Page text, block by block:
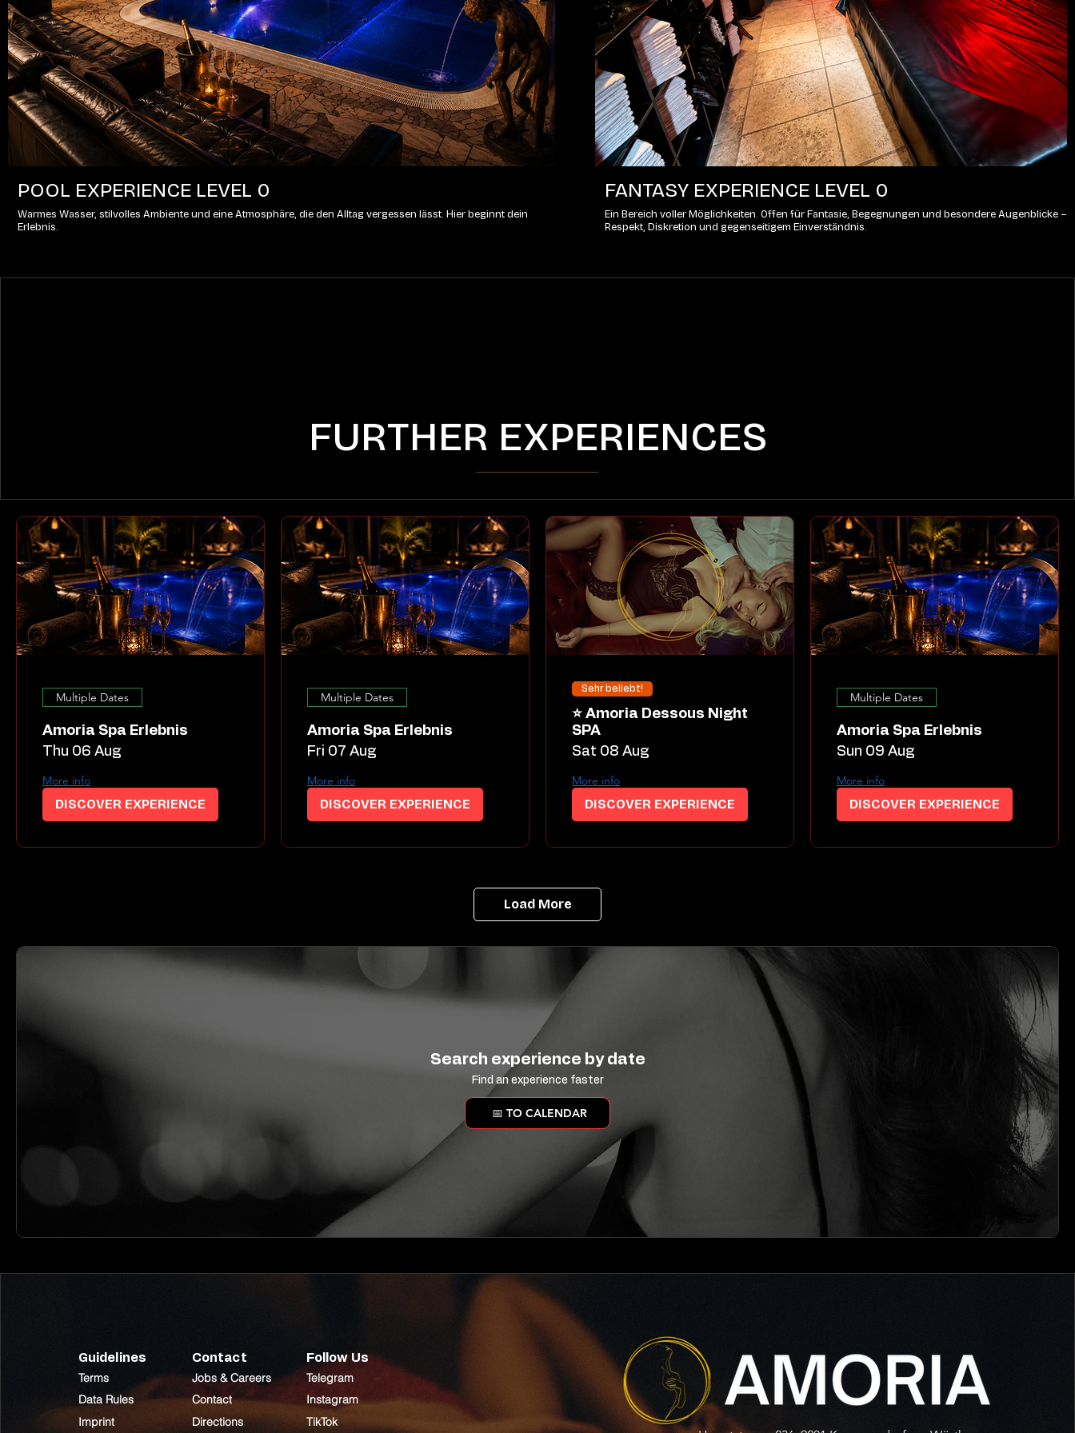
FURTHER EXPERIENCES
POOL EXPERIENCE LEVEL 0
Warmes Wasser, stilvolles Ambiente und eine Atmosphäre, die den Alltag vergessen lässt. Hier beginnt dein
Erlebnis.
FANTASY EXPERIENCE LEVEL 0
Ein Bereich voller Möglichkeiten. Offen für Fantasie, Begegnungen und besondere Augenblicke –
Respekt, Diskretion und gegenseitigem Einverständnis.
Multiple Dates
Amoria Spa Erlebnis
Thu 06 Aug
More info
DISCOVER EXPERIENCE
Multiple Dates
Amoria Spa Erlebnis
Fri 07 Aug
More info
DISCOVER EXPERIENCE
Sehr beliebt!
⭐ Amoria Dessous Night
SPA
Sat 08 Aug
More info
DISCOVER EXPERIENCE
Multiple Dates
Amoria Spa Erlebnis
Sun 09 Aug
More info
DISCOVER EXPERIENCE
Load More
Search experience by date
Find an experience faster
📅 TO CALENDAR
Guidelines
Terms
Data Rules
Imprint
Contact
Jobs & Careers
Contact
Directions
Follow Us
Telegram
Instagram
TikTok